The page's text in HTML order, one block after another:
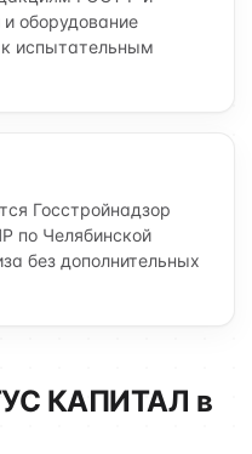
оборудование
испытательным
Госстройнадзор
по Челябинской
без дополнительных
КАПИТАЛ в